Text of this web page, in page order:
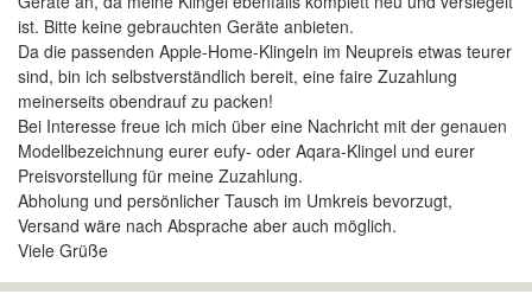
ist. Bitte keine gebrauchten Geräte anbieten.
Da die passenden Apple-Home-Klingeln im Neupreis etwas teurer
sind, bin ich selbstverständlich bereit, eine faire Zuzahlung
meinerseits obendrauf zu packen!
Bei Interesse freue ich mich über eine Nachricht mit der genauen
Modellbezeichnung eurer eufy- oder Aqara-Klingel und eurer
Preisvorstellung für meine Zuzahlung.
Abholung und persönlicher Tausch im Umkreis bevorzugt,
Versand wäre nach Absprache aber auch möglich.
Viele Grüße